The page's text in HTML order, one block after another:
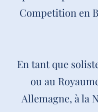
Competition en
En tant que
ou au
Allemagne, à la